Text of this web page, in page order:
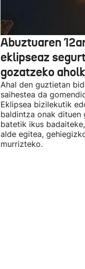
Abuztuaren
eklipseaz
gozatzeko
Ahal den guztietan
saihestea da
Eklipsea bizilekutik
baldintza onak dituen
batetik ikus
alde egitea,
murrizteko.